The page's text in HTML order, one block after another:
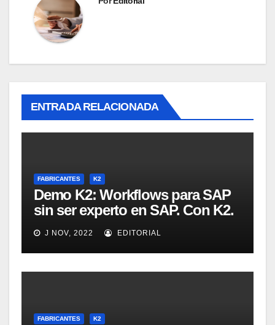
ENTRADA RELACIONADA
FABRICANTES K2
Demo K2: Workflows para SAP
sin ser experto en SAP. Con K2.
Intro y demo. [Webinar en
inglés]
J NOV, 2022 EDITORIAL
FABRICANTES K2